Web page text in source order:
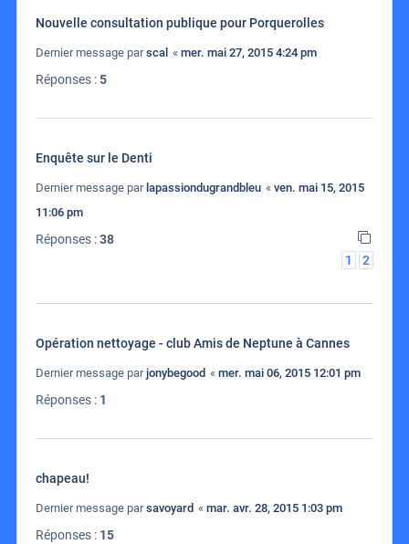
Nouvelle consultation publique pour Porquerolles
Dernier message parscal « mer. mai 27, 2015 4:24 pm
Réponses :5
Enquête sur le Denti
Dernier message par lapassiondugrandbleu « ven. mai 15, 2015
11:06 pm
Réponses :38
1
2
Opération nettoyage - club Amis de Neptune à Cannes
Dernier message parjonybegood « mer. mai 06, 2015 12:01 pm
Réponses : 1
chapeau!
Dernier message parsavoyard « mar. avr. 28, 2015 1:03 pm
Réponses : 15